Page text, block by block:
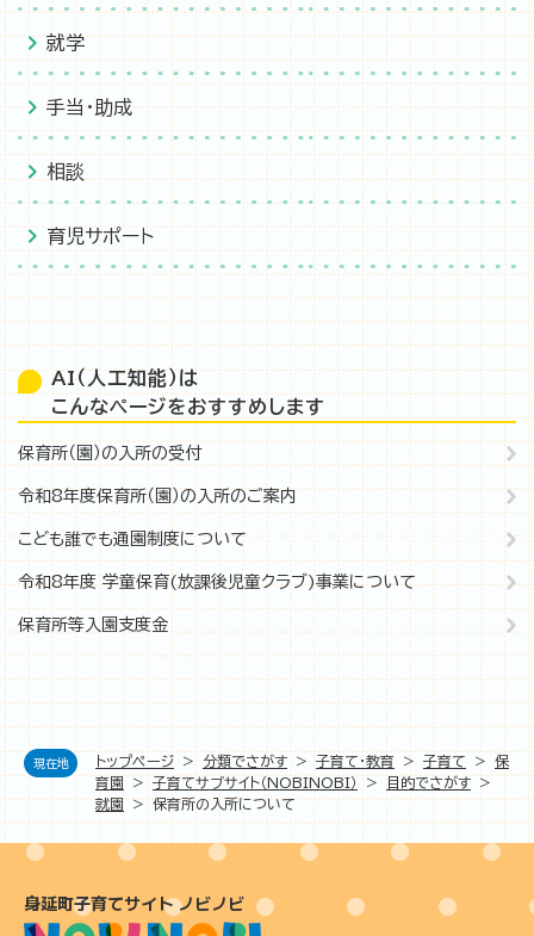
現在地 トップページ > 分類でさがす > 子育て・教育 > 子育て >
保
育園
> 子育てサブサイト（NOBINOBI） > 目的でさがす
>
就園 > 保育所の入所について
就学
手当・助成
相談
育児サポート
AI（人工知能）は
こんなページをおすすめします
保育所（園）の入所の受付
令和8年度保育所（園）の入所のご案内
こども誰でも通園制度について
令和8年度 学童保育(放課後児童クラブ)事業について
保育所等入園支度金
身延町子育てサイト ノビノビ